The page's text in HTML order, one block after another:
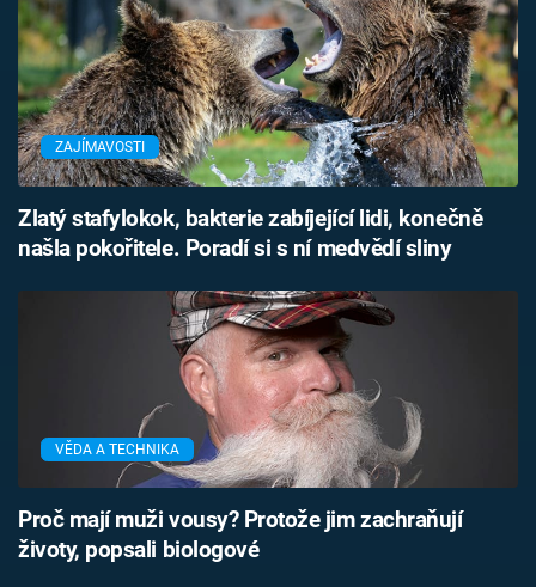
ZAJÍMAVOSTI
Zlatý stafylokok, bakterie zabíjející lidi, konečně
našla pokořitele. Poradí si s ní medvědí sliny
VĚDA A TECHNIKA
Proč mají muži vousy? Protože jim zachraňují
životy, popsali biologové